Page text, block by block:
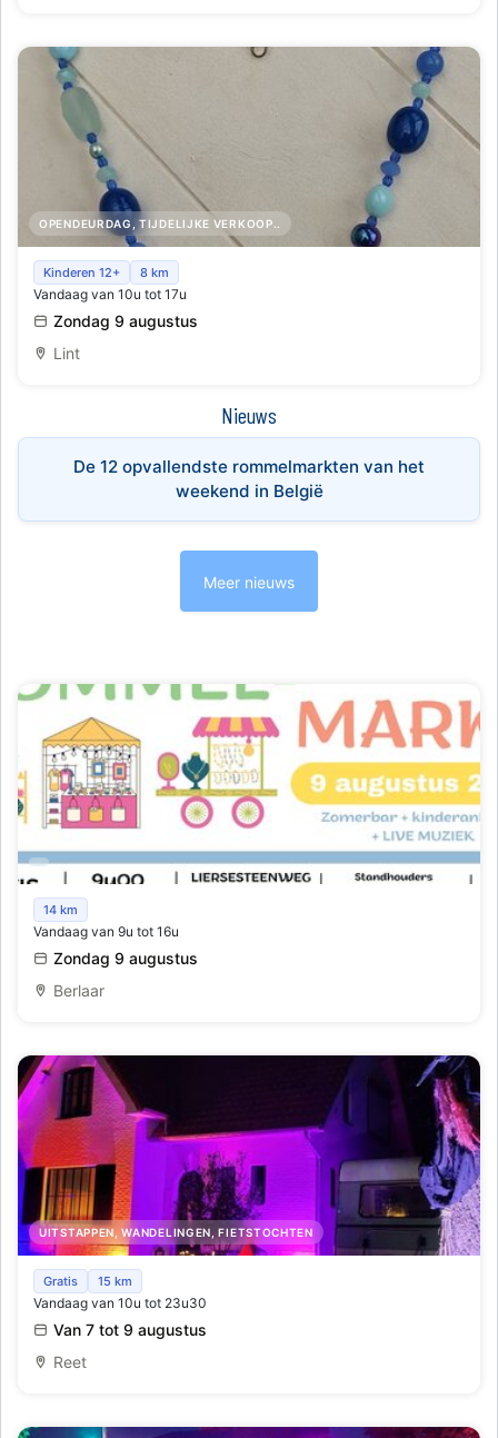
OPENDEURDAG, TIJDELIJKE VERKOOP..
Moederdagverkoop in Lint
Kinderen 12+ 8 km
Vandaag van 10u tot 17u
Zondag 9 augustus
Lint
Nieuws
De 12 opvallendste rommelmarkten van het
weekend in België
Meer nieuws
Rommelmarkt Klj Berlaar
14 km
Vandaag van 9u tot 16u
Zondag 9 augustus
Berlaar
UITSTAPPEN, WANDELINGEN, FIETSTOCHTEN
Lichtfeeten Reet
Gratis 15 km
Vandaag van 10u tot 23u30
Van 7 tot 9 augustus
Reet